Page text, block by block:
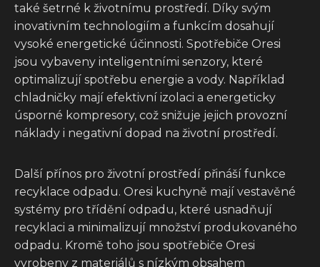
také šetrné k životnímu prostředí. Díky svým
inovativním technologiím a funkcím dosahují
vysoké energetické účinnosti. Spotřebiče Oresi
jsou vybaveny inteligentními senzory, které
optimalizují spotřebu energie a vody. Například
chladničky mají efektivní izolaci a energeticky
úsporné kompresory, což snižuje jejich provozní
náklady i negativní dopad na životní prostředí.
Další přínos pro životní prostředí přináší funkce
recyklace odpadu. Oresi kuchyně mají vestavěné
systémy pro třídění odpadu, které usnadňují
recyklaci a minimalizují množství produkovaného
odpadu. Kromě toho jsou spotřebiče Oresi
vyrobeny z materiálů s nízkým obsahem